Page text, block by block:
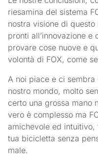
riesamina del sistema
nostra visione di
pronti all’innovazione
provare cose nuove e
volontà di FOX, come
A noi piace e ci
nostro mondo, molto
certo una grossa mano
vero è complesso ma
amichevole ed
tua bicicletta senza
male.